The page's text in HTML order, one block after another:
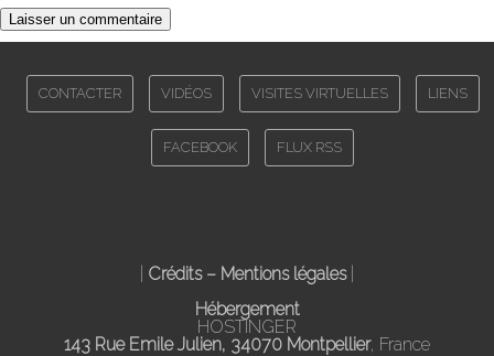
CONTACTER VIDÉOS VISITES VIRTUELLES LIENS
FACEBOOK FLUX RSS
Crédits – Mentions légales|
Hébergement
HOSTINGER
143 Rue Emile Julien, 34070 Montpellier, France